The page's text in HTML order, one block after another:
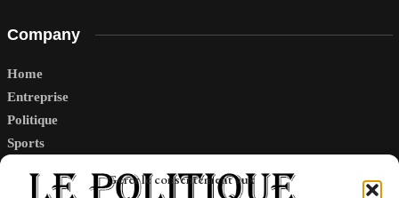
Gérer le consentement aux
Company
Home
Entreprise
Politique
Sports